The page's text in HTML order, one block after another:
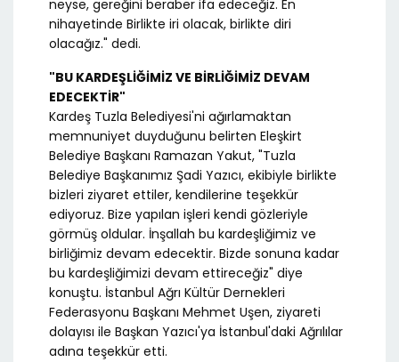
neyse, gereğini beraber ifa edeceğiz. En
nihayetinde Birlikte iri olacak, birlikte diri
olacağız." dedi.
"BU KARDEŞLİĞİMİZ VE BİRLİĞİMİZ DEVAM
EDECEKTİR"
Kardeş Tuzla Belediyesi'ni ağırlamaktan
memnuniyet duyduğunu belirten Eleşkirt
Belediye Başkanı Ramazan Yakut, "Tuzla
Belediye Başkanımız Şadi Yazıcı, ekibiyle birlikte
bizleri ziyaret ettiler, kendilerine teşekkür
ediyoruz. Bize yapılan işleri kendi gözleriyle
görmüş oldular. İnşallah bu kardeşliğimiz ve
birliğimiz devam edecektir. Bizde sonuna kadar
bu kardeşliğimizi devam ettireceğiz" diye
konuştu. İstanbul Ağrı Kültür Dernekleri
Federasyonu Başkanı Mehmet Uşen, ziyareti
dolayısı ile Başkan Yazıcı'ya İstanbul'daki Ağrılılar
adına teşekkür etti.